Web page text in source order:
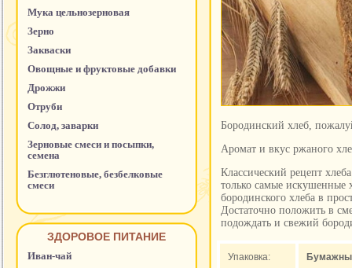
Мука цельнозерновая
Зерно
Закваски
Овощные и фруктовые добавки
Дрожжи
Отруби
Солод, заварки
Зерновые смеси и посыпки,
семена
Безглютеновые, безбелковые
смеси
ЗДОРОВОЕ ПИТАНИЕ
Иван-чай
Бородинский хлеб,
Аромат и вкус ржаного
Классический рецепт
только самые искушенные
бородинского хлеба в
Достаточно положить в
подождать и свежий
Упаковка: